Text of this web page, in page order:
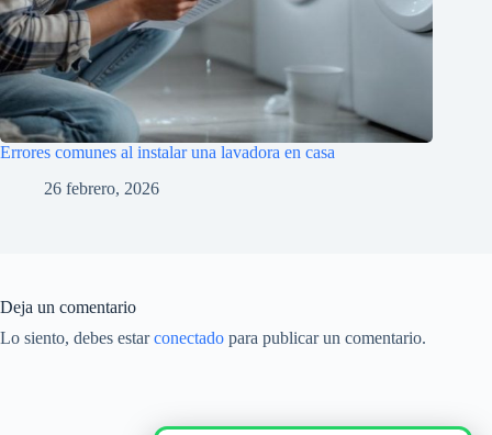
Errores comunes al instalar una lavadora en casa
26 febrero, 2026
Deja un comentario
Lo siento, debes estarconectado para publicar un comentario.